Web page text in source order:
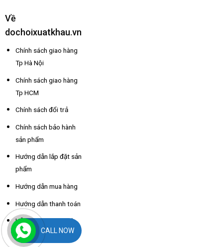
Về
dochoixuatkhau.vn
Chính sách giao hàng
Tp Hà Nội
Chính sách giao hàng
Tp HCM
Chính sách đổi trả
Chính sách bảo hành
sản phẩm
Hướng dẫn lắp đặt sản
phẩm
Hướng dẫn mua hàng
Hướng dẫn thanh toán
Hỗ trợ thông tin nhà
xe các tỉnhCALL NOW